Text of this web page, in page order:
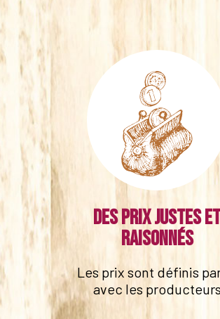
Des prix justes et
raisonnés
Les prix sont définis
avec les producteurs